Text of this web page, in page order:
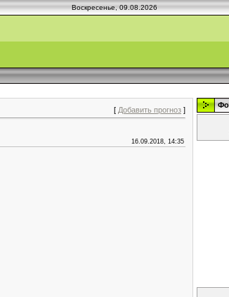
Воскресенье, 09.08.2026
[ Добавить прогноз ]
16.09.2018, 14:35